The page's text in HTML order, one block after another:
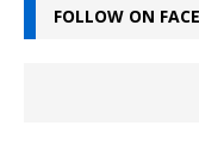
FOLLOW ON